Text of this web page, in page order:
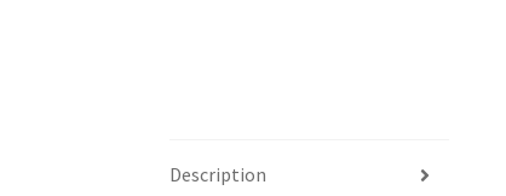
Description